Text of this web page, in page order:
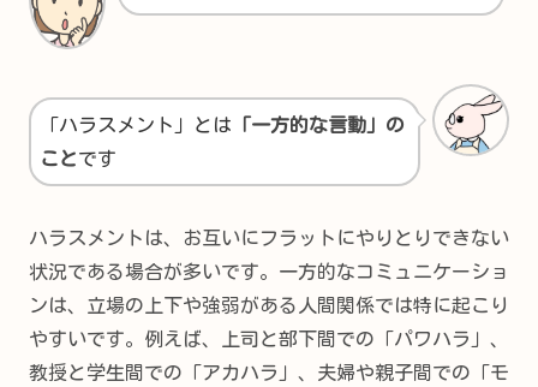
「ハラスメント」とは 「一方的な言動」の
ことです
ハラスメントは、お互いにフラットにやりとりできない
状況である場合が多いです。一方的なコミュニケーショ
ンは、立場の上下や強弱がある人間関係では特に起こり
やすいです。例えば、上司と部下間での「パワハラ」、
教授と学生間での「アカハラ」、夫婦や親子間での「モ